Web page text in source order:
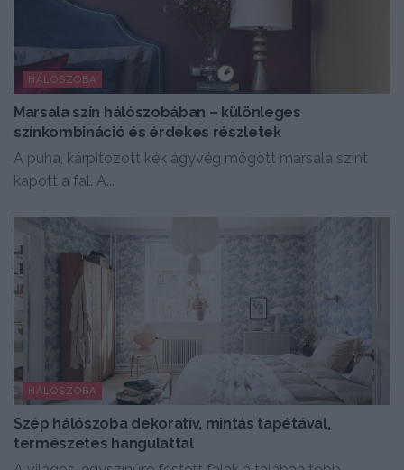
HÁLÓSZOBA
Marsala szín hálószobában – különleges
színkombináció és érdekes részletek
A puha, kárpitozott kék ágyvég mögött marsala színt
kapott a fal. A...
HÁLÓSZOBA
Szép hálószoba dekoratív, mintás tapétával,
természetes hangulattal